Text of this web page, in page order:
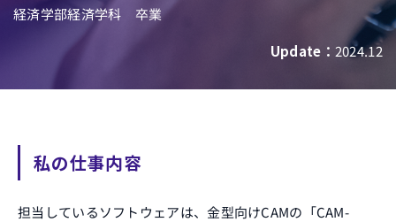
経済学部経済学科 卒業
Update： 2024.12
私の仕事内容
担当しているソフトウェアは、金型向けCAMの「CAM-